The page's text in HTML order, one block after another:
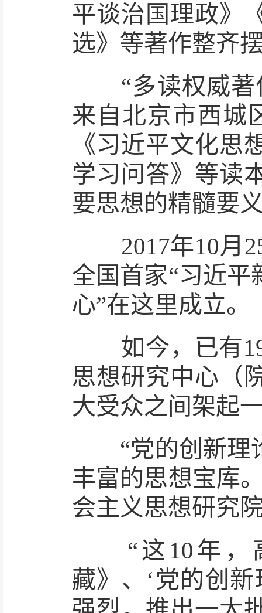
平谈治国理政》
选》等著作整齐
“多读权威著
来自北京市西城
《习近平文化思
学习问答》等读
要思想的精髓要
2017年10月25
全国首家“习近
心”在这里成立。
如今，已有19
思想研究中心（
大受众之间架起
“党的创新理论
丰富的思想宝库
会主义思想研究
“这10年，高
藏》、‘党的创